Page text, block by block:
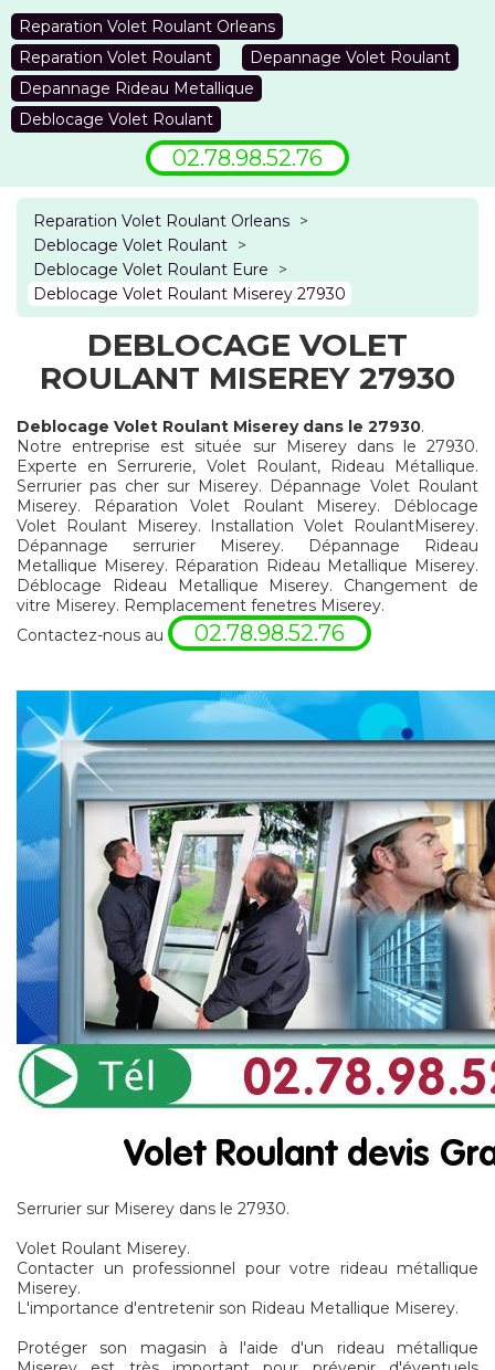
Reparation Volet Roulant Orleans
Reparation Volet Roulant
Depannage Volet Roulant
Depannage Rideau Metallique
Deblocage Volet Roulant
02.78.98.52.76
Reparation Volet Roulant Orleans >
Deblocage Volet Roulant >
Deblocage Volet Roulant Eure
>
Deblocage Volet Roulant Miserey 27930
DEBLOCAGE VOLET
ROULANT MISEREY 27930
Deblocage Volet Roulant Miserey dans le 27930.
Notre entreprise est située sur Miserey dans le 27930.
Experte en Serrurerie, Volet Roulant, Rideau Métallique.
Serrurier pas cher sur Miserey. Dépannage Volet Roulant
Miserey. Réparation Volet Roulant Miserey. Déblocage
Volet Roulant Miserey. Installation Volet RoulantMiserey.
Dépannage serrurier Miserey. Dépannage Rideau
Metallique Miserey. Réparation Rideau Metallique Miserey.
Déblocage Rideau Metallique Miserey. Changement de
vitre Miserey. Remplacement fenetres Miserey.
Contactez-nous au
02.78.98.52.76
Serrurier sur Miserey dans le 27930.
Volet Roulant Miserey.
Contacter un professionnel pour votre rideau métallique
Miserey.
L'importance d'entretenir son Rideau Metallique Miserey.
Protéger son magasin à l'aide d'un rideau métallique